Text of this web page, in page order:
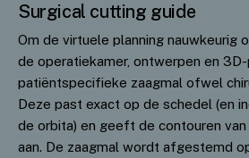
Surgical cutting guide
Om de virtuele planning nauwkeurig
de operatiekamer, ontwerpen en
patiëntspecifieke zaagmal ofwel
Deze past exact op de schedel (en
de orbita) en geeft de contouren
aan. De zaagmal wordt afgestemd